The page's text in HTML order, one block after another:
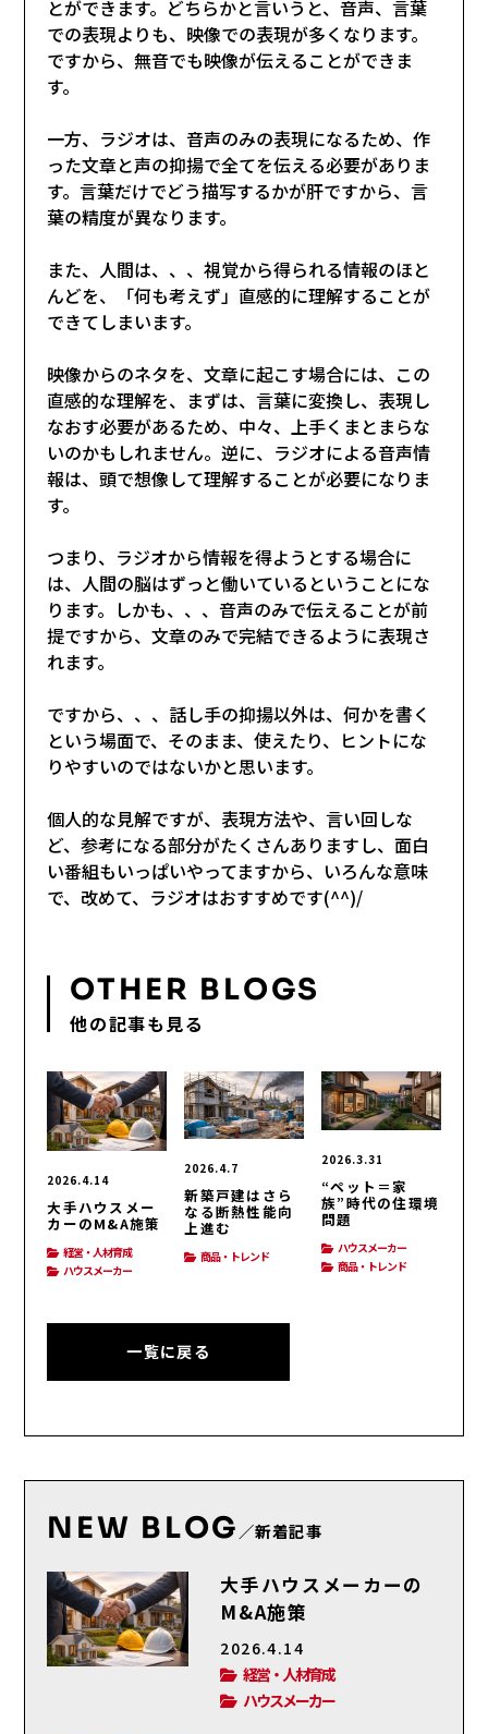
とができます。どちらかと言いうと、音声、言葉
での表現よりも、映像での表現が多くなります。
ですから、無音でも映像が伝えることができま
す。
一方、ラジオは、音声のみの表現になるため、作
った文章と声の抑揚で全てを伝える必要がありま
す。言葉だけでどう描写するかが肝ですから、言
葉の精度が異なります。
また、人間は、、、視覚から得られる情報のほと
んどを、「何も考えず」直感的に理解することが
できてしまいます。
映像からのネタを、文章に起こす場合には、この
直感的な理解を、まずは、言葉に変換し、表現し
なおす必要があるため、中々、上手くまとまらな
いのかもしれません。逆に、ラジオによる音声情
報は、頭で想像して理解することが必要になりま
す。
つまり、ラジオから情報を得ようとする場合に
は、人間の脳はずっと働いているということにな
ります。しかも、、、音声のみで伝えることが前
提ですから、文章のみで完結できるように表現さ
れます。
ですから、、、話し手の抑揚以外は、何かを書く
という場面で、そのまま、使えたり、ヒントにな
りやすいのではないかと思います。
個人的な見解ですが、表現方法や、言い回しな
ど、参考になる部分がたくさんありますし、面白
い番組もいっぱいやってますから、いろんな意味
で、改めて、ラジオはおすすめです(^^)/
OTHER BLOGS
他の記事も見る
2026.4.14
大手ハウスメー
カーのM&A施策
経営・人材育成
ハウスメーカー
2026.4.7
新築戸建はさら
なる断熱性能向
上進む
商品・トレンド
2026.3.31
“ペット＝家
族”時代の住環境
問題
ハウスメーカー
商品・トレンド
一覧に戻る
NEW BLOG／新着記事
大手ハウスメーカーの
M&A施策
2026.4.14
経営・人材育成
ハウスメーカー